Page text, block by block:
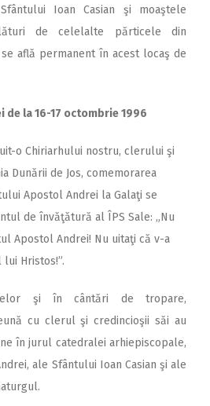
Ioan Casian şi moaştele
de celelalte părticele din
află permanent în acest locaş de
de la 16-17 octombrie 1996
o Chiriarhului nostru, clerului şi
Dunării de Jos, comemorarea
Apostol Andrei la Galaţi se
de învăţătură al ÎPS Sale: „Nu
Apostol Andrei! Nu uitaţi că v-a
Hristos!”.
şi în cântări de tropare,
cu clerul şi credincioşii săi au
în jurul catedralei arhiepiscopale,
ale Sfântului Ioan Casian şi ale